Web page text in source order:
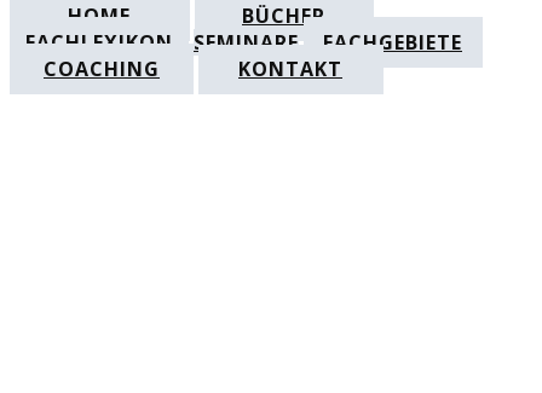
HOME
BÜCHER
FACHLEXIKON
SEMINARE
FACHGEBIETE
COACHING
KONTAKT